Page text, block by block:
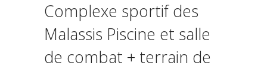
Complexe sportif des
Malassis Piscine et salle
de combat + terrain de